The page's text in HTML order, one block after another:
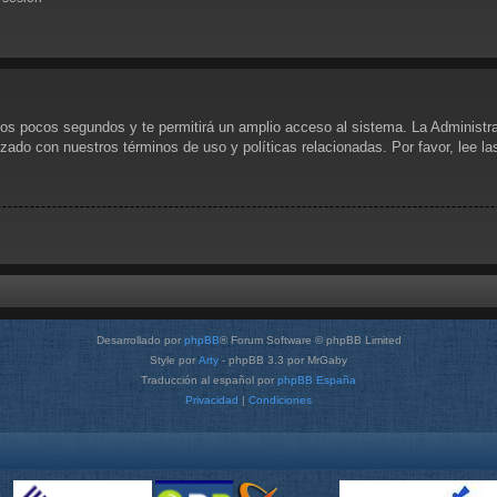
pocos segundos y te permitirá un amplio acceso al sistema. La
con nuestros términos de uso y políticas relacionadas. Por favor, lee
Desarrollado por phpBB® Forum Software © phpBB Limited
Style por Arty - phpBB 3.3 por MrGaby
Traducción al español por phpBB España
Privacidad | Condiciones